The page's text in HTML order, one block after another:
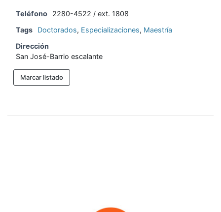
Teléfono
2280-4522 / ext. 1808
Tags
Doctorados, Especializaciones, Maestría
Dirección
San José-Barrio escalante
Marcar listado